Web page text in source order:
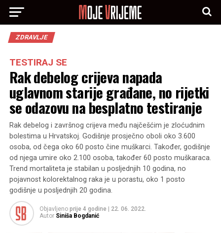
ZDRAVLJE
TESTIRAJ SE
Rak debelog crijeva napada
uglavnom starije građane, no rijetki
se odazovu na besplatno testiranje
Rak debelog i završnog crijeva među najčešćim je zloćudnim
bolestima u Hrvatskoj. Godišnje prosječno oboli oko 3.600
osoba, od čega oko 60 posto čine muškarci. Također, godišnje
od njega umire oko 2.100 osoba, također 60 posto muškaraca.
Trend mortaliteta je stabilan u posljednjih 10 godina, no
pojavnost kolorektalnog raka je u porastu, oko 1 posto
godišnje u posljednjih 20 godina.
Objavljeno prije 4 godine
22. 06. 2022.
Autor Siniša Bogdanić